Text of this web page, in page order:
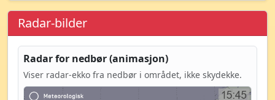
Radar-bilder
Radar for nedbør (animasjon)
Viser radar-ekko fra nedbør i området, ikke skydekke.